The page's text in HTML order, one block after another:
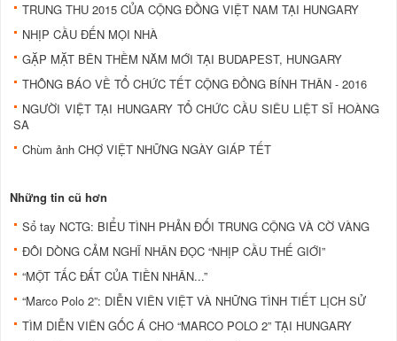
TRUNG THU 2015 CỦA CỘNG ĐỒNG VIỆT NAM TẠI HUNGARY
NHỊP CẦU ĐẾN MỌI NHÀ
GẶP MẶT BÊN THỀM NĂM MỚI TẠI BUDAPEST, HUNGARY
THÔNG BÁO VỀ TỔ CHỨC TẾT CỘNG ĐỒNG BÍNH THÂN - 2016
NGƯỜI VIỆT TẠI HUNGARY TỔ CHỨC CẦU SIÊU LIỆT SĨ HOÀNG
SA
Chùm ảnh CHỢ VIỆT NHỮNG NGÀY GIÁP TẾT
Những tin cũ hơn
Sổ tay NCTG: BIỂU TÌNH PHẢN ĐỐI TRUNG CỘNG VÀ CỜ VÀNG
ĐÔI DÒNG CẢM NGHĨ NHÂN ĐỌC “NHỊP CẦU THẾ GIỚI”
“MỘT TẤC ĐẤT CỦA TIỀN NHÂN...”
“Marco Polo 2”: DIỄN VIÊN VIỆT VÀ NHỮNG TÌNH TIẾT LỊCH SỬ
TÌM DIỄN VIÊN GỐC Á CHO “MARCO POLO 2” TẠI HUNGARY